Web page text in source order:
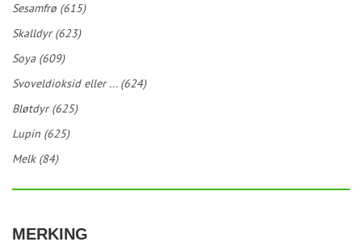
Sesamfrø (615)
Skalldyr (623)
Soya (609)
Svoveldioksid eller ... (624)
Bløtdyr (625)
Lupin (625)
Melk (84)
MERKING